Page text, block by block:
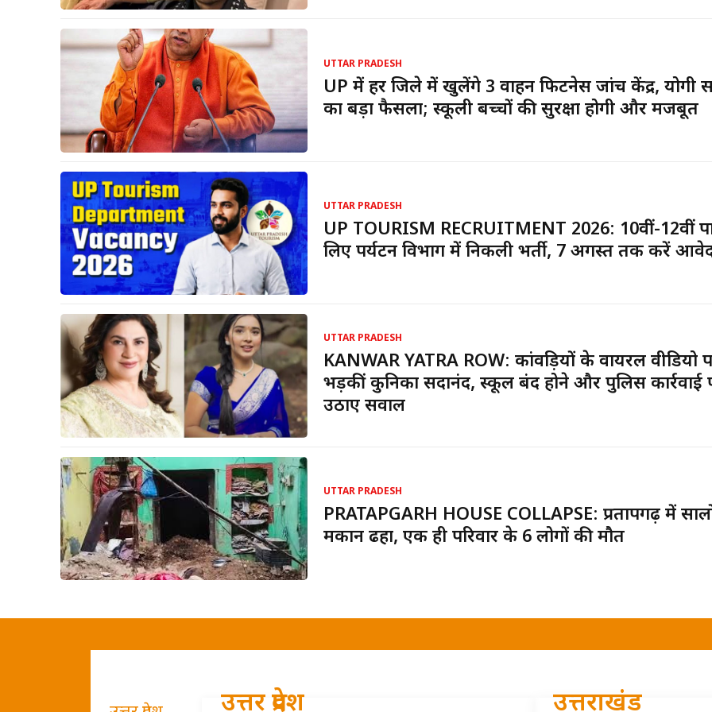
UTTAR PRADESH
UP में हर जिले में खुलेंगे 3 वाहन फिटनेस जांच केंद्र, योगी
का बड़ा फैसला; स्कूली बच्चों की सुरक्षा होगी और मजबूत
UTTAR PRADESH
UP TOURISM RECRUITMENT 2026: 10वीं-12वीं
लिए पर्यटन विभाग में निकली भर्ती, 7 अगस्त तक करें
UTTAR PRADESH
KANWAR YATRA ROW: कांवड़ियों के वायरल वीडियो
भड़कीं कुनिका सदानंद, स्कूल बंद होने और पुलिस कार्रवाई
उठाए सवाल
UTTAR PRADESH
PRATAPGARH HOUSE COLLAPSE: प्रतापगढ़ में
मकान ढहा, एक ही परिवार के 6 लोगों की मौत
उत्तर प्रदेश उत्तराखंड